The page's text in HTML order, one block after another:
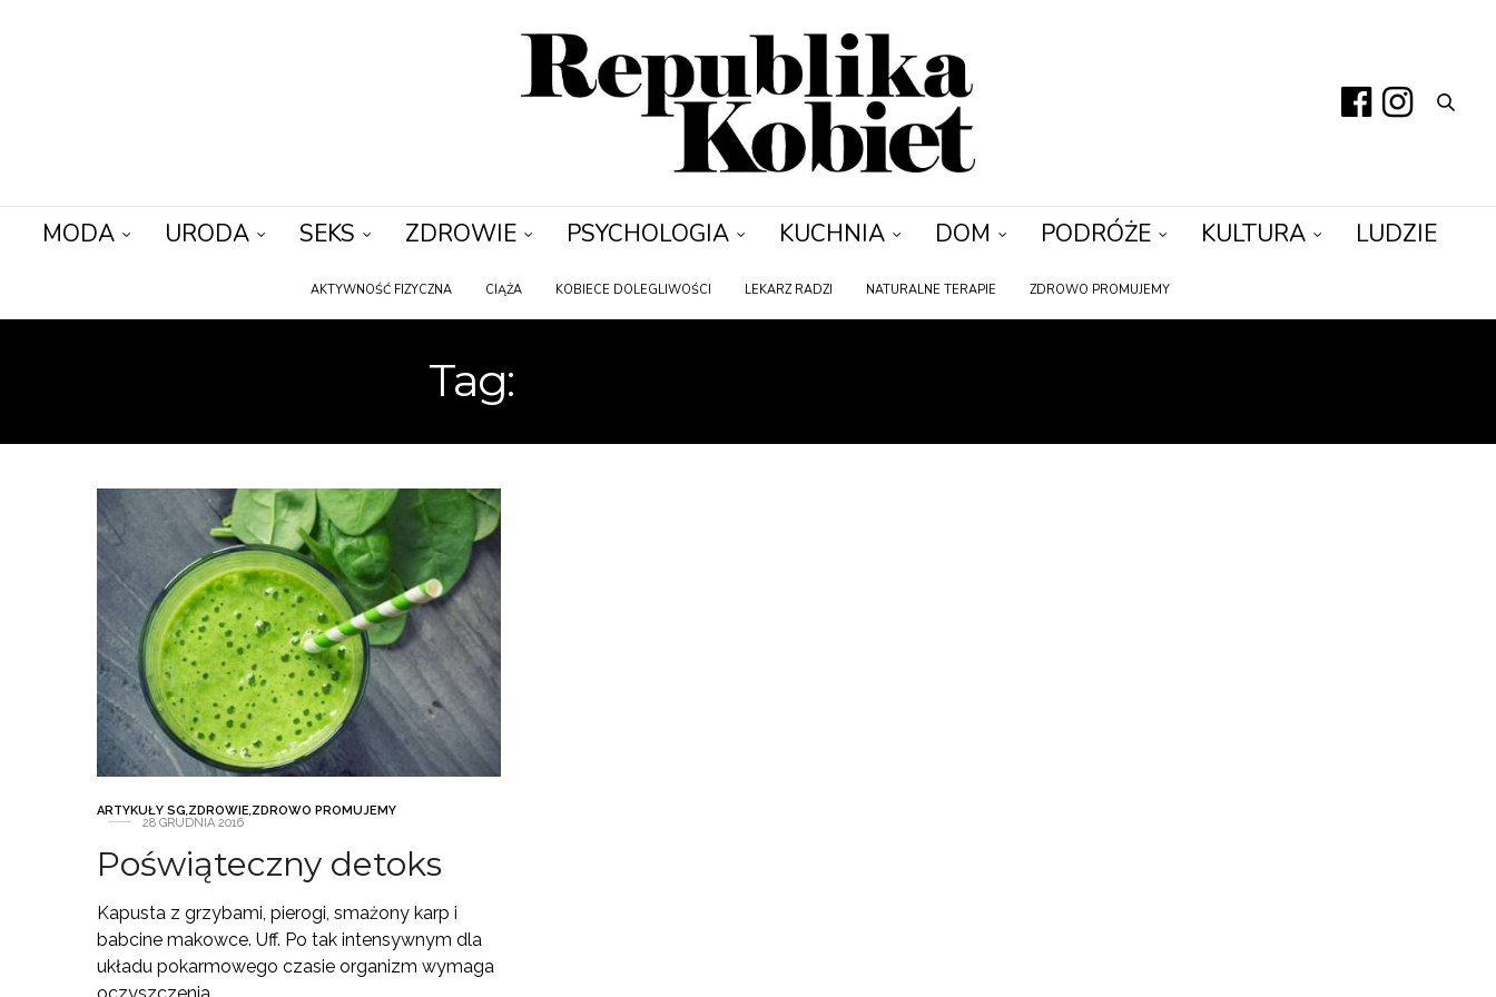
MODA URODA SEKS ZDROWIE PSYCHOLOGIA KUCHNIA DOM PODRÓŻE KULTURA LUDZIE
AKTYWNOŚĆ FIZYCZNA CIĄŻA KOBIECE DOLEGLIWOŚCI LEKARZ RADZI NATURALNE TERAPIE ZDROWO PROMUJEMY
Tag:
ARTYKUŁY SG,ZDROWIE,ZDROWO PROMUJEMY
28 GRUDNIA 2016
Poświąteczny detoks
Kapusta z grzybami, pierogi, smażony karp i
babcine makowce. Uff. Po tak intensywnym dla
układu pokarmowego czasie organizm wymaga